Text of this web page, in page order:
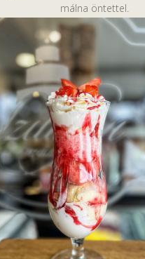
málna öntettel.